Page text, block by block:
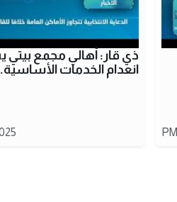
ذي قار: أهالي مجمع
انعدام الخدمات
PM